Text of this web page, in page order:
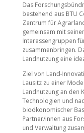
Das
bestehend aus BTU
Zentrum für
gemeinsam mit
Interessengruppen
zusammenbringen.
Landnutzung eine
Ziel von Land-
Lausitz zu einer
Landnutzung an den
Technologien und
bioökonomischer
Partner/innen aus
und Verwaltung